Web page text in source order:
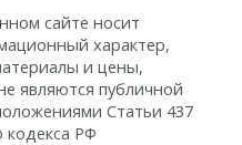
сайте носит
характер,
и цены,
являются публичной
Статьи 437
кодекса РФ